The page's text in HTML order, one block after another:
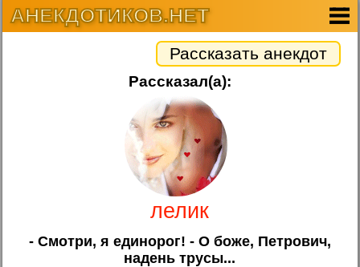
АНЕКДОТИКОВ.НЕТ
Рассказать анекдот
Рассказал(а):
лелик
- Смотри, я единорог! - О боже, Петрович,
надень трусы...